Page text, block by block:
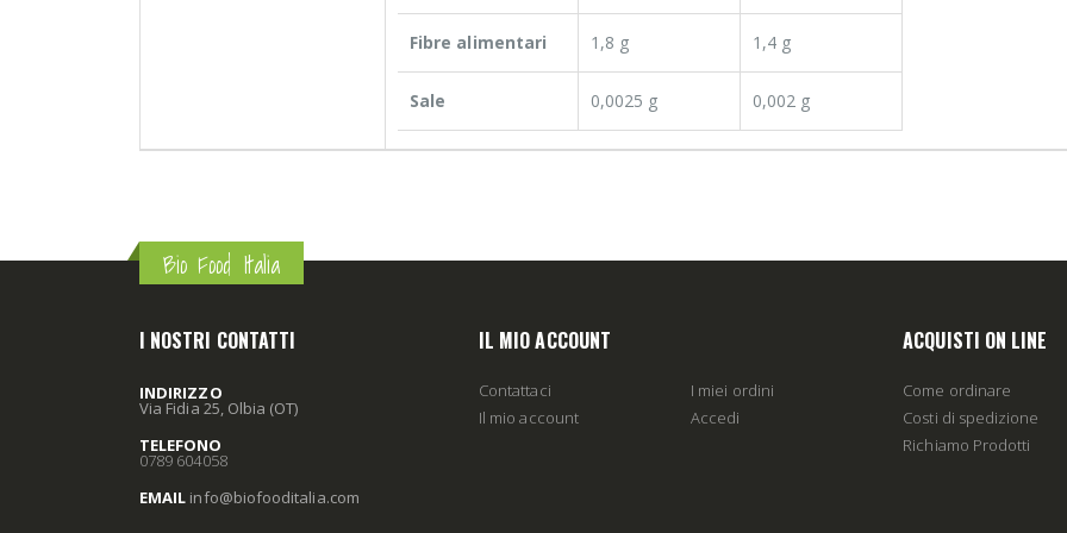
Fibre alimentari 1,8 g 1,4 g
Sale 0,0025 g 0,002 g
Bio Food Italia
I NOSTRI CONTATTI
INDIRIZZO
Via Fidia 25, Olbia (OT)
TELEFONO
0789 604058
EMAIL info@biofooditalia.com
IL MIO ACCOUNT
Contattaci
Il mio account
I miei ordini
Accedi
ACQUISTI ON LINE
Come ordinare
Costi di spedizione
Richiamo Prodotti